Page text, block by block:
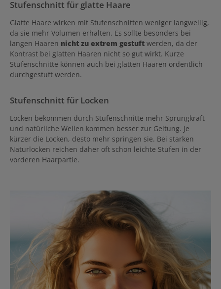
Stufenschnitt für glatte Haare
Glatte Haare wirken mit Stufenschnitten weniger langweilig,
da sie mehr Volumen erhalten. Es sollte besonders bei
langen Haaren nicht zu extrem gestuft werden, da der
Kontrast bei glatten Haaren nicht so gut wirkt. Kurze
Stufenschnitte können auch bei glatten Haaren ordentlich
durchgestuft werden.
Stufenschnitt für Locken
Locken bekommen durch Stufenschnitte mehr Sprungkraft
und natürliche Wellen kommen besser zur Geltung. Je
kürzer die Locken, desto mehr springen sie. Bei starken
Naturlocken reichen daher oft schon leichte Stufen in der
vorderen Haarpartie.